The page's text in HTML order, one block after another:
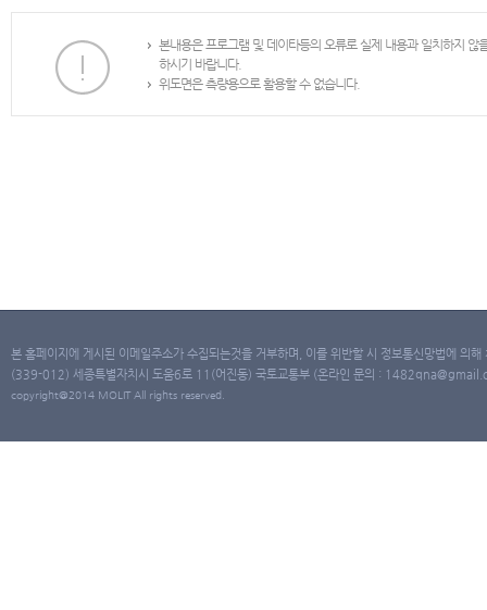
본내용은 프로그램 및 데이타등의 오류로 실제 내용과 일치하지
하시기 바랍니다.
위도면은 측량용으로 활용할 수 없습니다.
본 홈페이지에 게시된 이메일주소가 수집되는것을 거부하며, 이를 위반할 시 정보통신망법에 의
(339-012) 세종특별자치시 도움6로 11(어진동) 국토교통부 (온라인 문의 :
copyright@2014 MOLIT All rights reserved.